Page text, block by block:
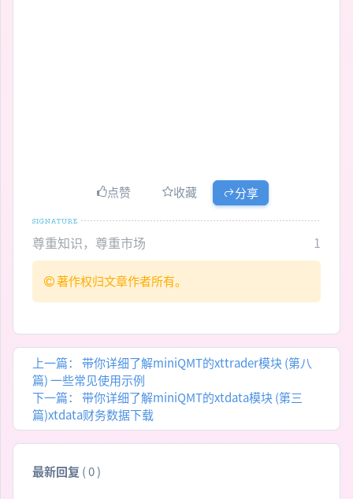
点赞 收藏 分享
尊重知识，尊重市场 1
著作权归文章作者所有。
上一篇：
带你详细了解miniQMT的xttrader模块 (第八
篇) 一些常见使用示例
下一篇：
带你详细了解miniQMT的xtdata模块 (第三
篇)xtdata财务数据下载
最新回复 (0)